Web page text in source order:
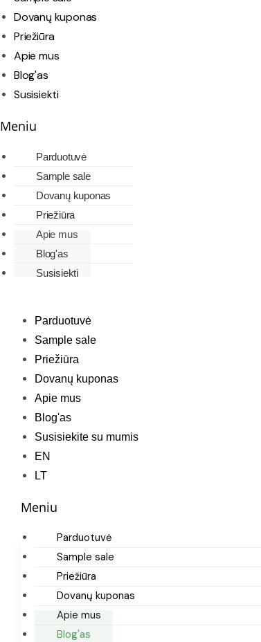
Dovanų kuponas
Priežiūra
Apie mus
Blog'as
Susisiekti
Meniu
Parduotuvė
Sample sale
Dovanų kuponas
Priežiūra
Apie mus
Blog'as
Susisiekti
Parduotuvė
Sample sale
Priežiūra
Dovanų kuponas
Apie mus
Blog'as
Susisiekite su mumis
EN
LT
Meniu
Parduotuvė
Sample sale
Priežiūra
Dovanų kuponas
Apie mus
Blog'as